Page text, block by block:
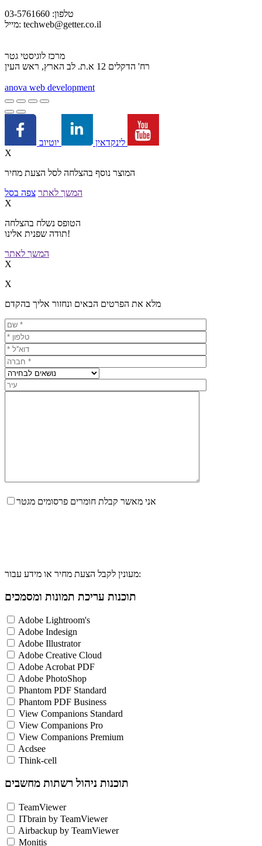
טלפון: 03-5761660
מייל: techweb@getter.co.il
מרכז לוגיסטי גטר
רח' הדקלים 12 א.ת. לב הארץ, ראש העין
anova web development
לינקדאין
X
המוצר נוסף בהצלחה לסל הצעת מחיר
המשך לאתר צפה בסל
X
הטופס נשלח בהצלחה
תודה שפנית אלינו!
המשך לאתר
X
X
מלא את הפרטים הבאים ונחזור אליך בהקדם
אני מאשר קבלת חומרים פרסומים מגטר
מעונין לקבל הצעת מחיר או מידע עבור:
תוכנות עריכת תמונות ומסמכים
Adobe Lightroom's
Adobe Indesign
Adobe Illustrator
Adobe Creative Cloud
Adobe Acrobat PDF
Adobe PhotoShop
Phantom PDF Standard
Phantom PDF Business
View Companions Standard
View Companions Pro
View Companions Premium
Acdsee
Think-cell
תוכנות ניהול רשתות מחשבים
TeamViewer
ITbrain by TeamViewer
Airbackup by TeamViewer
Monitis